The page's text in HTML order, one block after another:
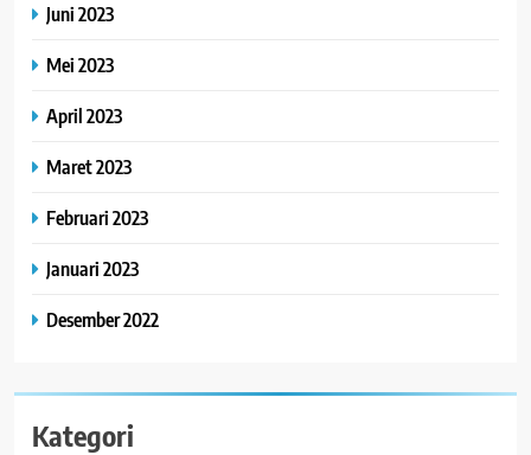
Juni 2023
Mei 2023
April 2023
Maret 2023
Februari 2023
Januari 2023
Desember 2022
Kategori